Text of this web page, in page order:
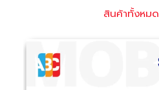
สินค้าทั้งหมด